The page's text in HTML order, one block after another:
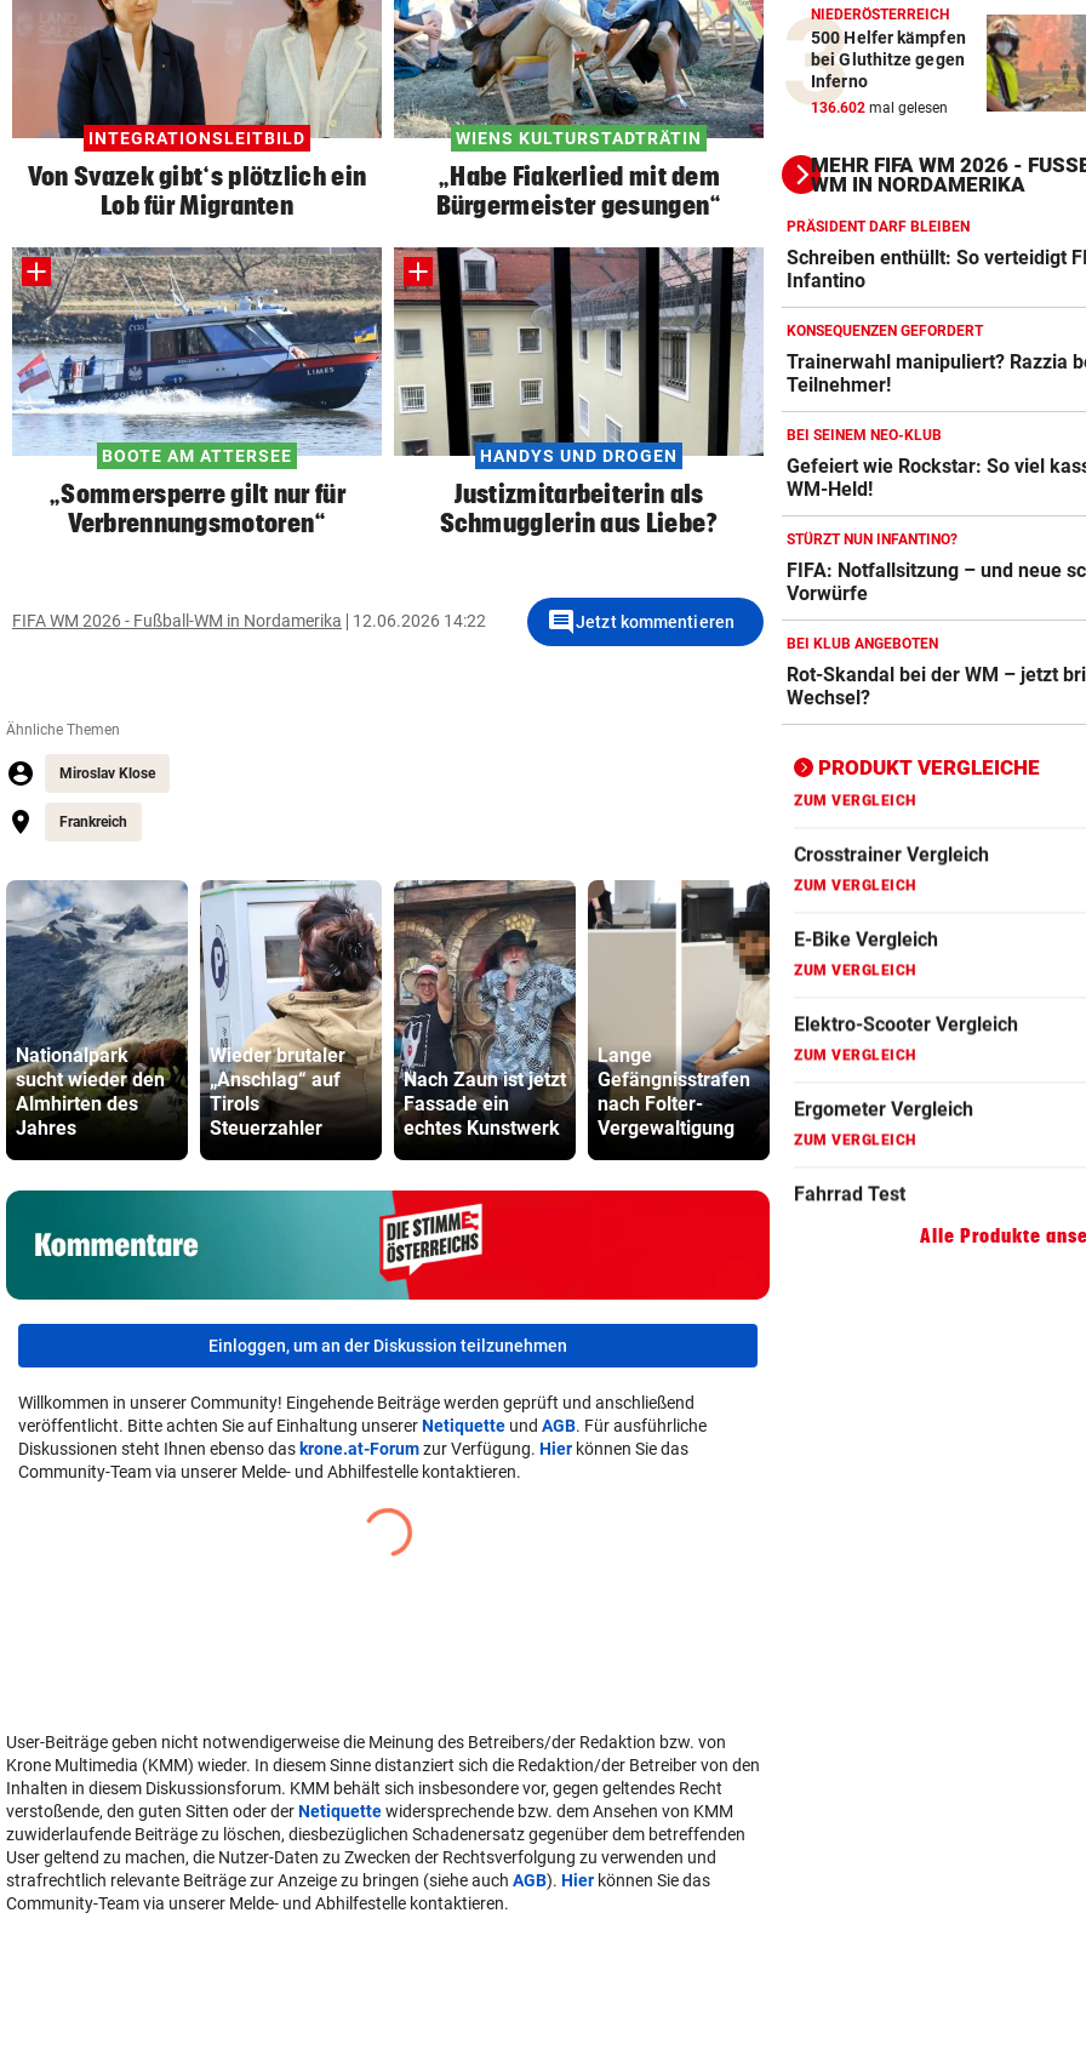
INTEGRATIONSLEITBILD
Von Svazek gibt‘s plötzlich ein
Lob für Migranten
WIENS KULTURSTADTRÄTIN
„Habe Fiakerlied mit dem
Bürgermeister gesungen“
BOOTE AM ATTERSEE
„Sommersperre gilt nur für
Verbrennungsmotoren“
HANDYS UND DROGEN
Justizmitarbeiterin als
Schmugglerin aus Liebe?
FIFA WM 2026 - Fußball-WM in Nordamerika 12.06.2026 14:22 commentJetzt kommentieren
Ähnliche Themen
Miroslav Klose
Frankreich
Nationalpark
sucht wieder den
Almhirten des
Jahres
Wieder brutaler
„Anschlag“ auf
Tirols
Steuerzahler
Nach Zaun ist jetzt
Fassade ein
echtes Kunstwerk
Lange
Gefängnisstrafen
nach Folter-
Vergewaltigung
Hippolyt-Tag –
Stadtpatron in St.
Pölten
ist
Einloggen, um an der Diskussion teilzunehmen
Willkommen in unserer Community! Eingehende Beiträge werden geprüft und anschließend
veröffentlicht. Bitte achten Sie auf Einhaltung unsererNetiquette und AGB. Für ausführliche
Diskussionen steht Ihnen ebenso das krone.at-Forumzur Verfügung. Hier können Sie das
Community-Team via unserer Melde- und Abhilfestelle kontaktieren.
User-Beiträge geben nicht notwendigerweise die Meinung des Betreibers/der Redaktion bzw. von
Krone Multimedia (KMM) wieder. In diesem Sinne distanziert sich die Redaktion/der Betreiber von den
Inhalten in diesem Diskussionsforum. KMM behält sich insbesondere vor, gegen geltendes Recht
verstoßende, den guten Sitten oder derNetiquettewidersprechende bzw. dem Ansehen von KMM
zuwiderlaufende Beiträge zu löschen, diesbezüglichen Schadenersatz gegenüber dem betreffenden
User geltend zu machen, die Nutzer-Daten zu Zwecken der Rechtsverfolgung zu verwenden und
strafrechtlich relevante Beiträge zur Anzeige zu bringen (siehe auch AGB). Hier können Sie das
Community-Team via unserer Melde- und Abhilfestelle kontaktieren.
NIEDERÖSTERREICH
500 Helfer kämpfen
bei Gluthitze gegen
Inferno
136.602 mal gelesen
MEHR FIFA WM 2026 -
M IN NORDAMERIKA
PRÄSIDENT DARF BLEIBEN
Schreiben enthüllt: So verteidigt
Infantino
KONSEQUENZEN GEFORDERT
Trainerwahl manipuliert? Razzia
Teilnehmer!
BEI SEINEM NEO-KLUB
Gefeiert wie Rockstar: So viel
WM-Held!
STÜRZT NUN INFANTINO?
FIFA: Notfallsitzung – und neue
Vorwürfe
BEI KLUB ANGEBOTEN
Rot-Skandal bei der WM – jetzt
Wechsel?
PRODUKT VERGLEICHE
Action-Cam Vergleich
ZUM VERGLEICH
Crosstrainer Vergleich
ZUM VERGLEICH
ZUM VERGLEICH
Elektro-Scooter Vergleich
ZUM VERGLEICH
Ergometer Vergleich
ZUM VERGLEICH
Fahrrad Test
Fahrradanhänger Vergleich
Faszienrolle Vergleich
Hoverboard Vergleich
Kinderfahrrad Vergleich
Alle Produkte